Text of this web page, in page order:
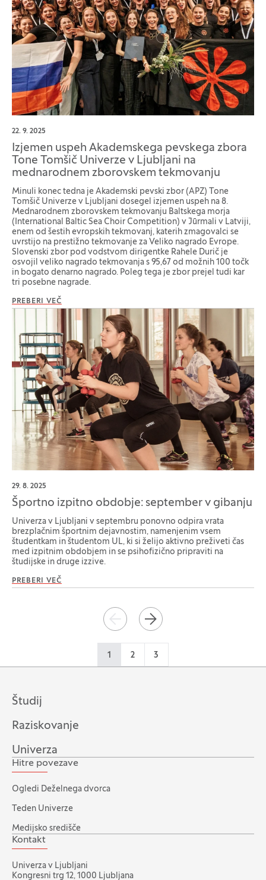
22. 9. 2025
Izjemen uspeh Akademskega pevskega zbora
Tone Tomšič Univerze v Ljubljani na
mednarodnem zborovskem tekmovanju
Minuli konec tedna je Akademski pevski zbor (APZ) Tone
Tomšič Univerze v Ljubljani dosegel izjemen uspeh na 8.
Mednarodnem zborovskem tekmovanju Baltskega morja
(International Baltic Sea Choir Competition) v Jūrmali v Latviji,
enem od šestih evropskih tekmovanj, katerih zmagovalci se
uvrstijo na prestižno tekmovanje za Veliko nagrado Evrope.
Slovenski zbor pod vodstvom dirigentke Rahele Durič je
osvojil veliko nagrado tekmovanja s 95,67 od možnih 100 točk
in bogato denarno nagrado. Poleg tega je zbor prejel tudi kar
tri posebne nagrade.
PREBERI VEČ
29. 8. 2025
Športno izpitno obdobje: september v gibanju
Univerza v Ljubljani v septembru ponovno odpira vrata
brezplačnim športnim dejavnostim, namenjenim vsem
študentkam in študentom UL, ki si želijo aktivno preživeti čas
med izpitnim obdobjem in se psihofizično pripraviti na
študijske in druge izzive.
PREBERI VEČ
NAZAJ NAPREJ
1 2 3
Študij
Raziskovanje
Univerza
Hitre povezave
Ogledi Deželnega dvorca
Teden Univerze
Medijsko središče
Kontakt
Univerza v Ljubljani
Kongresni trg 12, 1000 Ljubljana